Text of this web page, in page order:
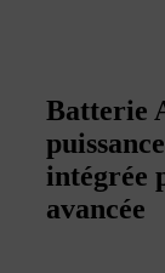
Batterie
intégrée
avancée